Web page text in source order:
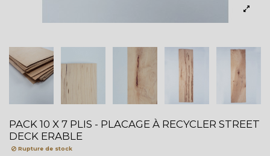
PACK 10 X 7 PLIS - PLACAGE À RECYCLER STREET
DECK ERABLE
Rupture de stock